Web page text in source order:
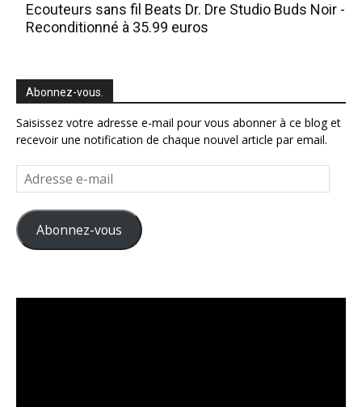
Ecouteurs sans fil Beats Dr. Dre Studio Buds Noir -
Reconditionné à 35.99 euros
Abonnez-vous.
Saisissez votre adresse e-mail pour vous abonner à ce blog et
recevoir une notification de chaque nouvel article par email.
Adresse
e-
mail
Abonnez-vous